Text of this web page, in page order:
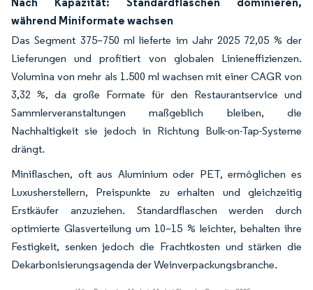
während Miniformate wachsen
Das Segment 375–750 ml lieferte im Jahr 2025 72,05 % der
Lieferungen und profitiert von globalen Linieneffizienzen.
Volumina von mehr als 1.500 ml wachsen mit einer CAGR von
3,32 %, da große Formate für den Restaurantservice und
Sammlerveranstaltungen maßgeblich bleiben, die
Nachhaltigkeit sie jedoch in Richtung Bulk-on-Tap-Systeme
drängt.
Miniflaschen, oft aus Aluminium oder PET, ermöglichen es
Luxusherstellern, Preispunkte zu erhalten und gleichzeitig
Erstkäufer anzuziehen. Standardflaschen werden durch
optimierte Glasverteilung um 10–15 % leichter, behalten ihre
Festigkeit, senken jedoch die Frachtkosten und stärken die
Dekarbonisierungsagenda der Weinverpackungsbranche.